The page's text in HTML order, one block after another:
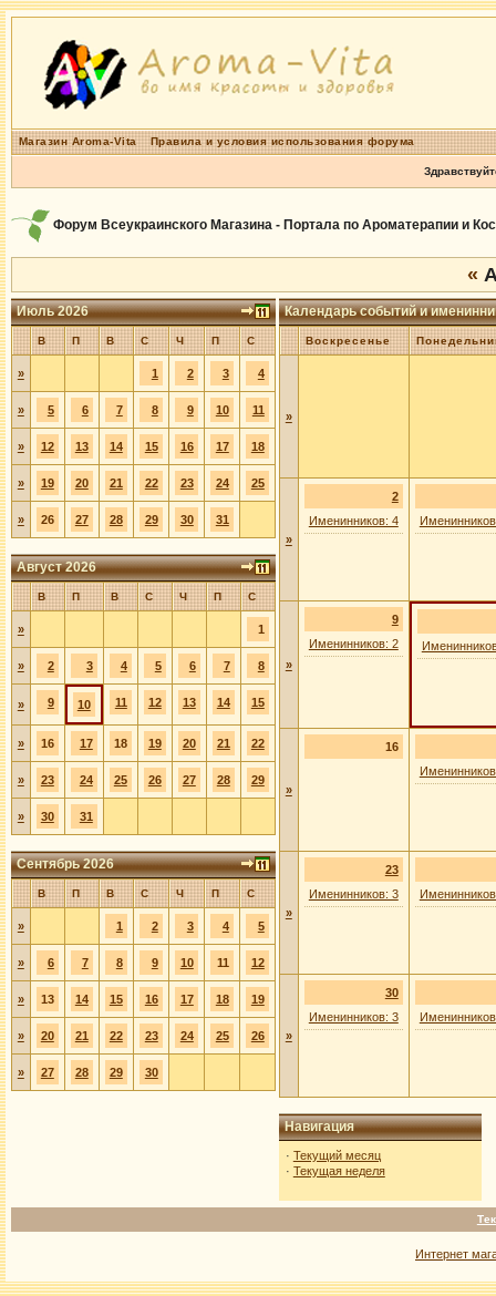
Магазин Aroma-Vita Правила и условия использования форума
Форум Всеукраинского Магазина - Портала по Ароматерапии и
«
Июль 2026
В П В С Ч П С
» 1 2 3 4
» 5 6 7 8 9 10 11
» 12 13 14 15 16 17 18
» 19 20 21 22 23 24 25
» 26 27 28 29 30 31
Август 2026
В П В С Ч П С
» 1
» 2 3 4 5 6 7 8
» 9 10 11 12 13 14 15
» 16 17 18 19 20 21 22
» 23 24 25 26 27 28 29
» 30 31
Сентябрь 2026
В П В С Ч П С
» 1 2 3 4 5
» 6 7 8 9 10 11 12
» 13 14 15 16 17 18 19
» 20 21 22 23 24 25 26
» 27 28 29 30
Календарь событий и
Воскресенье
»
»
2
Именинников: 4
»
9
Именинников: 2
»
16
»
23
Именинников: 3
»
30
Именинников: 3
Навигация
· Текущий месяц
· Текущая неделя
Интернет